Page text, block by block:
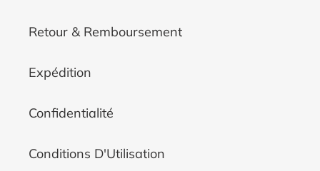
Retour & Remboursement
Expédition
Confidentialité
Conditions D'Utilisation